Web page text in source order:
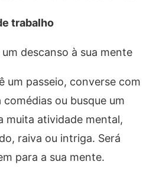
trabalho
descanso à sua mente
um passeio, converse com
comédias ou busque um
muita atividade mental,
raiva ou intriga. Será
para a sua mente.